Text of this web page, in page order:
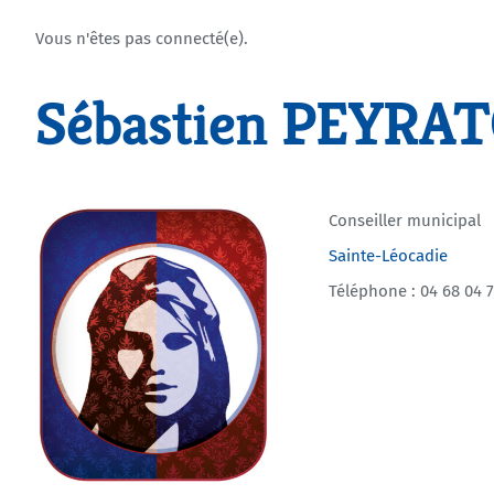
Vous n'êtes pas connecté(e).
Sébastien
Conseiller municipal
Sainte-Léocadie
Téléphone : 04 68 04